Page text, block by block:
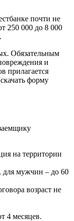
почти не
250 000 до 8 000
Обязательным
и
прилагается
форму
на территории
для мужчин – до 60
возраст не
4 месяцев.